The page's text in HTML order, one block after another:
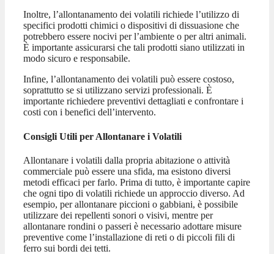
Inoltre, l’allontanamento dei volatili richiede l’utilizzo di
specifici prodotti chimici o dispositivi di dissuasione che
potrebbero essere nocivi per l’ambiente o per altri animali.
È importante assicurarsi che tali prodotti siano utilizzati in
modo sicuro e responsabile.
Infine, l’allontanamento dei volatili può essere costoso,
soprattutto se si utilizzano servizi professionali. È
importante richiedere preventivi dettagliati e confrontare i
costi con i benefici dell’intervento.
Consigli Utili per Allontanare i Volatili
Allontanare i volatili dalla propria abitazione o attività
commerciale può essere una sfida, ma esistono diversi
metodi efficaci per farlo. Prima di tutto, è importante capire
che ogni tipo di volatili richiede un approccio diverso. Ad
esempio, per allontanare piccioni o gabbiani, è possibile
utilizzare dei repellenti sonori o visivi, mentre per
allontanare rondini o passeri è necessario adottare misure
preventive come l’installazione di reti o di piccoli fili di
ferro sui bordi dei tetti.